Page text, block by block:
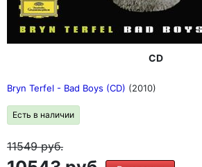
CD
Bryn Terfel - Bad Boys (CD) (2010)
Есть в наличии
11549руб.